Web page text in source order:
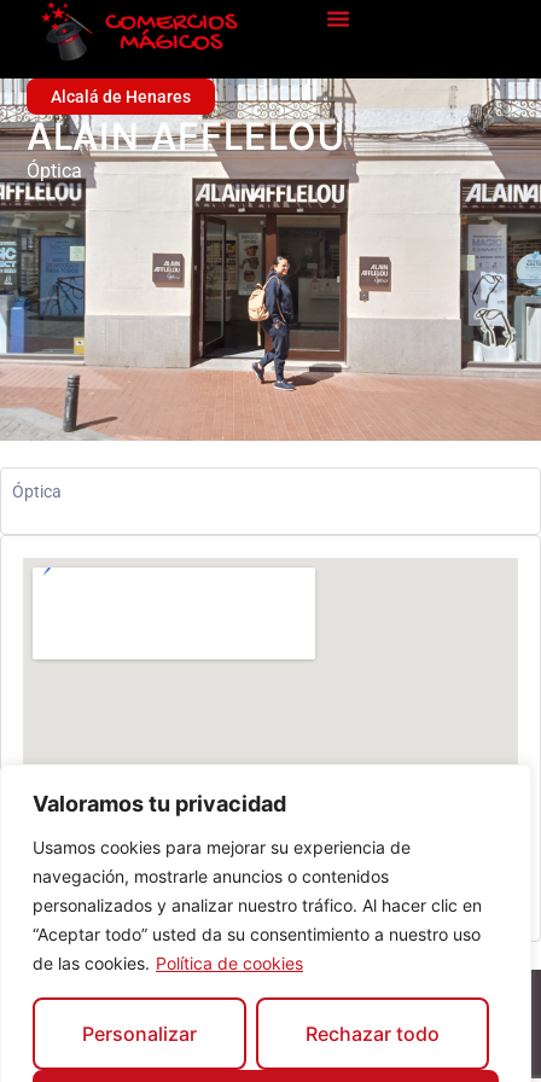
Valoramos tu privacidad
Usamos cookies para mejorar su experiencia de
navegación, mostrarle anuncios o contenidos
personalizados y analizar nuestro tráfico. Al hacer clic en
“Aceptar todo” usted da su consentimiento a nuestro uso
de las cookies. Política de cookies
Personalizar Rechazar todo
Alcalá de Henares
ALAIN AFFLELOU
Óptica
Óptica